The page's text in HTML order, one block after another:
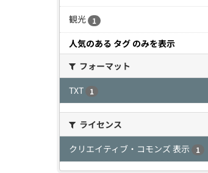
観光 1
人気のある タグ のみを表示
フォーマット
TXT
1
ライセンス
クリエイティブ・コモンズ 表示
1